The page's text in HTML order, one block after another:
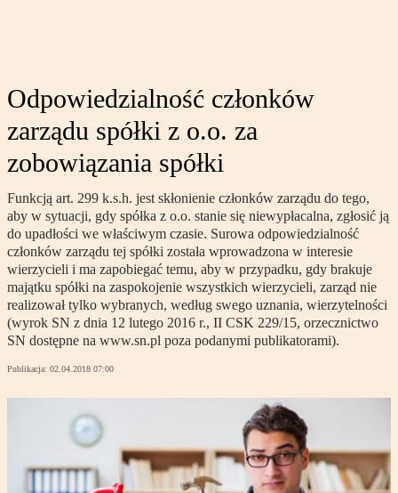
Odpowiedzialność członków
zarządu spółki z o.o. za
zobowiązania spółki
Funkcją art. 299 k.s.h. jest skłonienie członków zarządu do tego,
aby w sytuacji, gdy spółka z o.o. stanie się niewypłacalna, zgłosić ją
do upadłości we właściwym czasie. Surowa odpowiedzialność
członków zarządu tej spółki została wprowadzona w interesie
wierzycieli i ma zapobiegać temu, aby w przypadku, gdy brakuje
majątku spółki na zaspokojenie wszystkich wierzycieli, zarząd nie
realizował tylko wybranych, według swego uznania, wierzytelności
(wyrok SN z dnia 12 lutego 2016 r., II CSK 229/15, orzecznictwo
SN dostępne na www.sn.pl poza podanymi publikatorami).
Publikacja: 02.04.2018 07:00